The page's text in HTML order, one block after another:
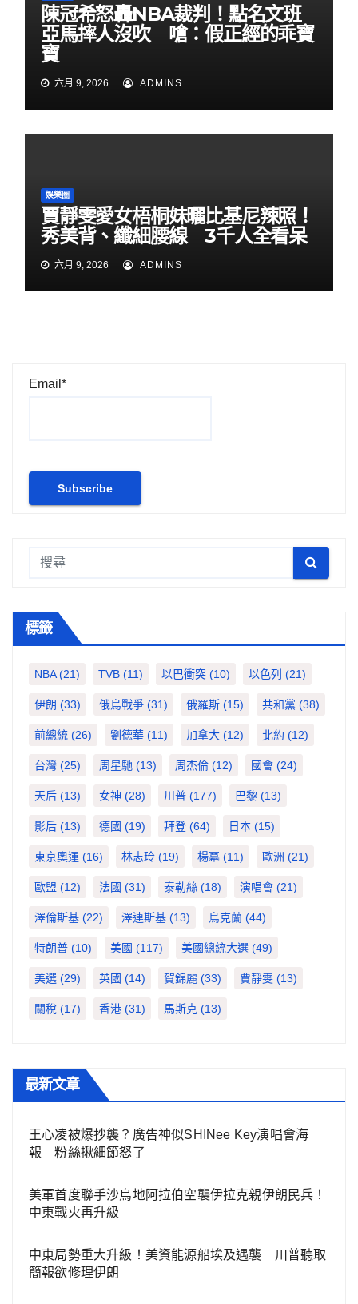
陳冠希怒轟NBA裁判！點名文班
亞馬摔人沒吹 嗆：假正經的乖寶
寶
六月 9, 2026 ADMINS
娛樂圈
賈靜雯愛女梧桐妹曬比基尼辣照！
秀美背、纖細腰線 3千人全看呆
六月 9, 2026 ADMINS
Email*
標籤
NBA(21) TVB (11) 以巴衝突 (10) 以色列 (21)
伊朗 (33) 俄烏戰爭 (31) 俄羅斯 (15) 共和黨 (38)
前總統 (26) 劉德華 (11) 加拿大 (12) 北約 (12)
台灣 (25) 周星馳 (13) 周杰倫 (12) 國會 (24)
天后 (13) 女神 (28) 川普 (177) 巴黎 (13)
影后 (13) 德國 (19) 拜登 (64) 日本 (15)
東京奧運 (16) 林志玲 (19) 楊冪 (11) 歐洲 (21)
歐盟 (12) 法國 (31) 泰勒絲 (18) 演唱會 (21)
澤倫斯基 (22) 澤連斯基 (13) 烏克蘭 (44)
特朗普 (10) 美國 (117) 美國總統大選 (49)
美選 (29) 英國 (14) 賀錦麗 (33) 賈靜雯 (13)
關稅 (17) 香港 (31) 馬斯克 (13)
最新文章
王心凌被爆抄襲？廣告神似SHINee Key演唱會海
報 粉絲揪細節怒了
美軍首度聯手沙烏地阿拉伯空襲伊拉克親伊朗民兵！
中東戰火再升級
中東局勢重大升級！美資能源船埃及遇襲 川普聽取
簡報欲修理伊朗